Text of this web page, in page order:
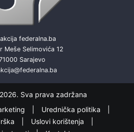
federalna.ba
Meše Selimovića 12
Sarajevo
Sva prava zadržana
Urednička politika
Uslovi korištenja